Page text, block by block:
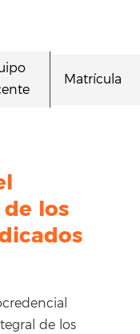
Matrícula
los
de los